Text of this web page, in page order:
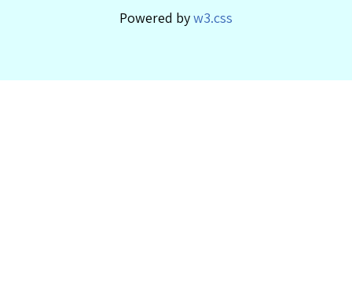
Powered byw3.css